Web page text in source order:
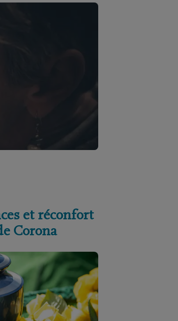
et réconfort
Corona